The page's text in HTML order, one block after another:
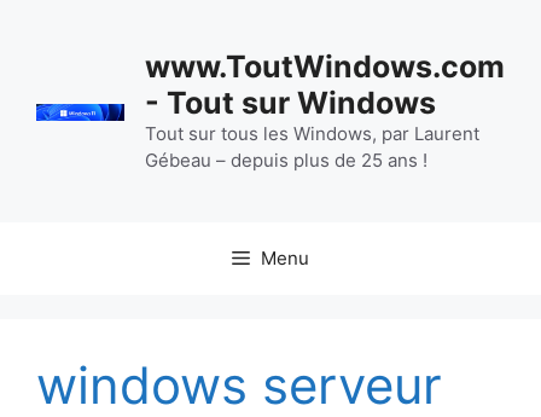
www.ToutWindows.com
- Tout sur Windows
Tout sur tous les Windows, par Laurent
Gébeau – depuis plus de 25 ans !
Menu
windows serveur